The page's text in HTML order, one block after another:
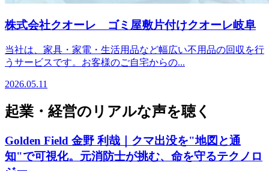
株式会社クオーレ ゴミ屋敷片付けクオーレ岐阜
当社は、家具・家電・生活用品など幅広い不用品の回収を行
うサービスです。お客様のご自宅からの...
2026.05.11
起業・経営のリアルな声を聴く
Golden Field 金野 利哉｜クマ出没を"地図と通
知"で可視化。元消防士が挑む、命を守るテクノロ